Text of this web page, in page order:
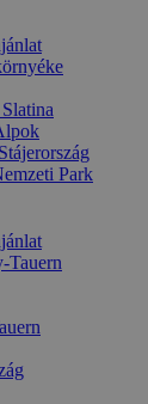
Park
Tauern